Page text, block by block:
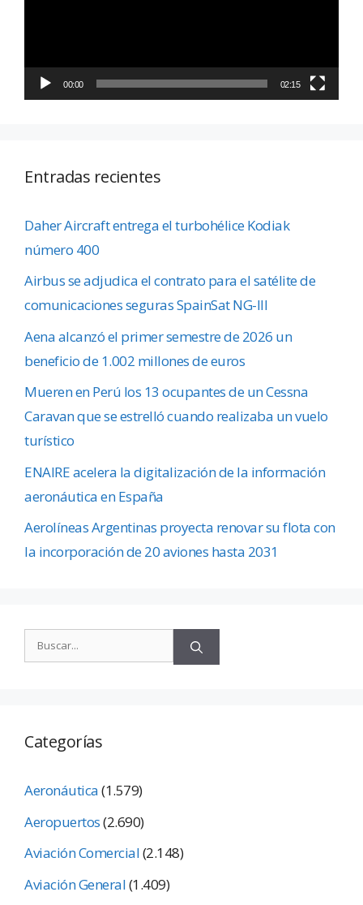
00:00 02:15
Entradas recientes
Daher Aircraft entrega el turbohélice Kodiak
número 400
Airbus se adjudica el contrato para el satélite de
comunicaciones seguras SpainSat NG-III
Aena alcanzó el primer semestre de 2026 un
beneficio de 1.002 millones de euros
Mueren en Perú los 13 ocupantes de un Cessna
Caravan que se estrelló cuando realizaba un vuelo
turístico
ENAIRE acelera la digitalización de la información
aeronáutica en España
Aerolíneas Argentinas proyecta renovar su flota con
la incorporación de 20 aviones hasta 2031
Categorías
Aeronáutica(1.579)
Aeropuertos(2.690)
Aviación Comercial(2.148)
Aviación General(1.409)